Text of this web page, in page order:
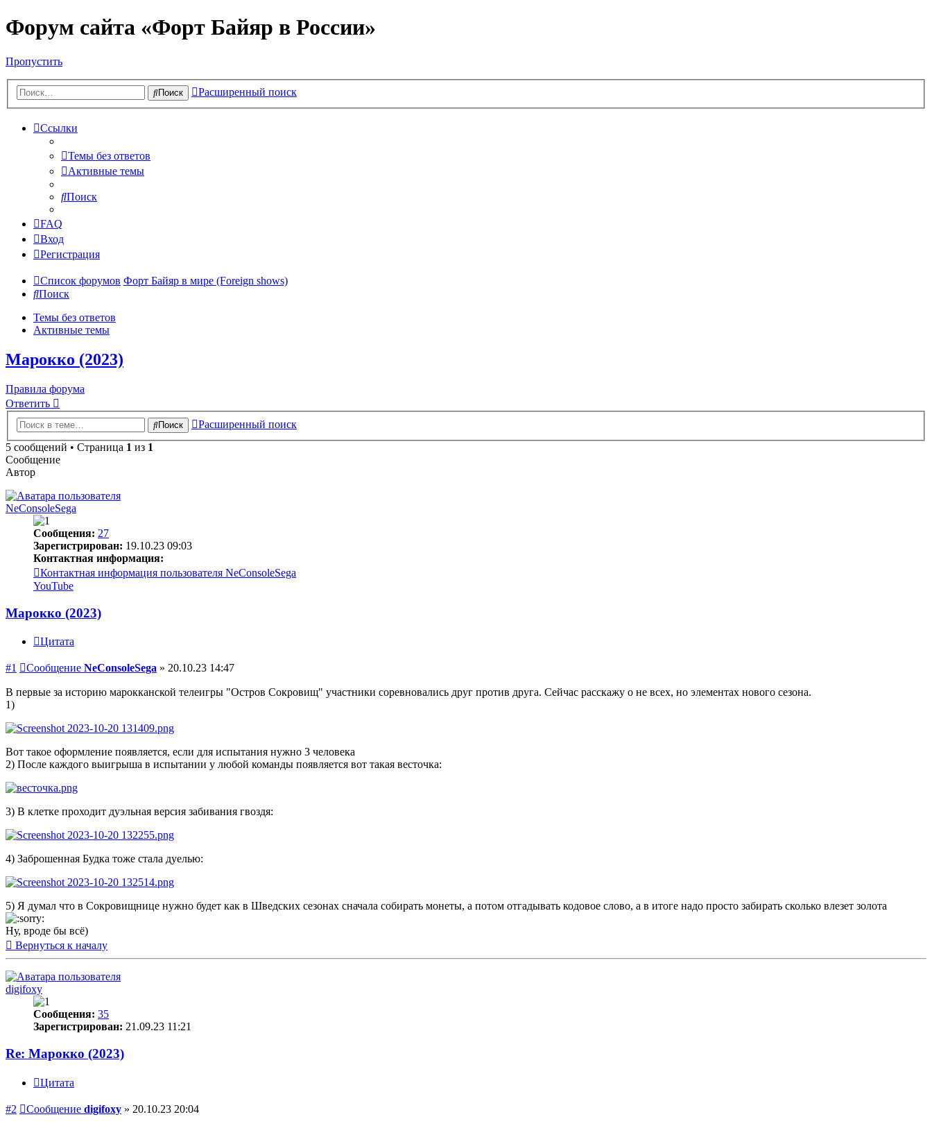
Форум сайта «Форт Байяр в России»
Пропустить
Поиск Расширенный поиск
Ссылки
Темы без ответов
Активные темы
Поиск
FAQ
Вход
Регистрация
Список форумов Форт Байяр в мире (Foreign shows)
Поиск
Темы без ответов
Активные темы
Марокко (2023)
Правила форума
Ответить
Поиск
Расширенный поиск
5 сообщений • Страница 1 из 1
Сообщение
Автор
NeConsoleSega
Сообщения: 27
Зарегистрирован: 19.10.23 09:03
Контактная информация:
Контактная информация пользователя NeConsoleSega
YouTube
Марокко (2023)
Цитата
#1 Сообщение NeConsoleSega » 20.10.23 14:47
В первые за историю марокканской телеигры "Остров Сокровищ" участники соревновались друг против друга. Сейчас расскажу о не всех, но элементах нового сезона.
1)
Вот такое оформление появляется, если для испытания нужно 3 человека
2) После каждого выигрыша в испытании у любой команды появляется вот такая весточка:
3) В клетке проходит дуэльная версия забивания гвоздя:
4) Заброшенная Будка тоже стала дуелью:
5) Я думал что в Сокровищнице нужно будет как в Шведских сезонах сначала собирать монеты, а потом отгадывать кодовое слово, а в итоге надо просто забирать сколько влезет золота
Ну, вроде бы всё)
Вернуться к началу
digifoxy
Сообщения: 35
Зарегистрирован: 21.09.23 11:21
Re: Марокко (2023)
Цитата
#2 Сообщение digifoxy » 20.10.23 20:04